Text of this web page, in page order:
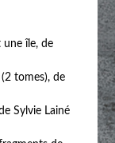
une île, de
tomes), de
Sylvie Lainé